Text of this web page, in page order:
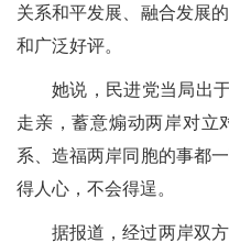
关系和平发展、融合发展
和广泛好评。
她说，民进党当局出
走亲，蓄意煽动两岸对立
系、造福两岸同胞的事都
得人心，不会得逞。
据报道，经过两岸双